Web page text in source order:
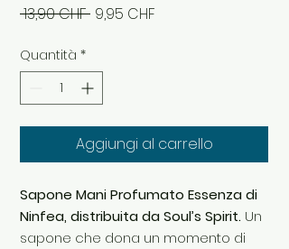
13,90 CHF Prezzo
9,95 CHF
Quantità *
Aggiungi al carrello
Sapone Mani Profumato Essenza di
Ninfea, distribuita da Soul’s Spirit. Un
sapone che dona un momento di